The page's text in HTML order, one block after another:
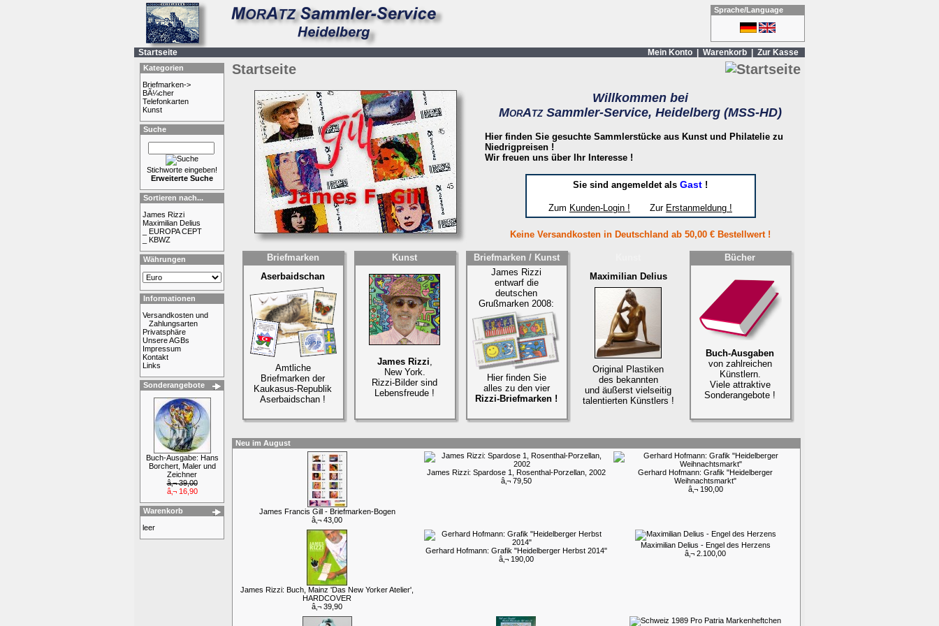
Sprache/Language
Startseite Mein Konto Warenkorb Zur Kasse
Kategorien
Briefmarken->
BÃ¼cher
Telefonkarten
Kunst
Suche
Stichworte eingeben!
Erweiterte Suche
Sortieren nach...
James Rizzi
Maximilian Delius
_ EUROPA CEPT
_ KBWZ
Währungen
Informationen
Versandkosten und
Zahlungsarten
Privatsphäre
Unsere AGBs
Impressum
Kontakt
Links
Sonderangebote
Buch-Ausgabe: Hans
Borchert, Maler und
Zeichner
â‚¬ 39,00
â‚¬ 16,90
Warenkorb
leer
Startseite
Willkommen bei
MORATZSammler-Service, Heidelberg (MSS-HD)
Hier finden Sie gesuchte Sammlerstücke aus Kunst und Philatelie zu
Niedrigpreisen !
Wir freuen uns über Ihr Interesse !
Sie sind angemeldet als Gast !
Zum Kunden-Login ! Zur Erstanmeldung !
Keine Versandkosten in Deutschland ab 50,00 € Bestellwert !
Briefmarken
Aserbaidschan
Amtliche
Briefmarken der
Kaukasus-Republik
Aserbaidschan !
Kunst
James Rizzi,
New York.
Rizzi-Bilder sind
Lebensfreude !
Briefmarken / Kunst
James Rizzi
entwarf die
deutschen
Grußmarken 2008:
Hier finden Sie
alles zu den vier
Rizzi-Briefmarken !
Maximilian Delius
Original Plastiken
des bekannten
und äußerst vielseitig
talentierten Künstlers !
Bücher
Buch-Ausgaben
von zahlreichen
Künstlern.
Viele attraktive
Sonderangebote !
Neu im August
James Francis Gill - Briefmarken-Bogen
â‚¬ 43,00
James Rizzi: Spardose 1, Rosenthal-Porzellan, 2002
â‚¬ 79,50
Gerhard Hofmann: Grafik "Heidelberger
Weihnachtsmarkt"
â‚¬ 190,00
James Rizzi: Buch, Mainz 'Das New Yorker Atelier',
HARDCOVER
â‚¬ 39,90
Gerhard Hofmann: Grafik "Heidelberger Herbst 2014"
â‚¬ 190,00
Maximilian Delius - Engel des Herzens
â‚¬ 2.100,00